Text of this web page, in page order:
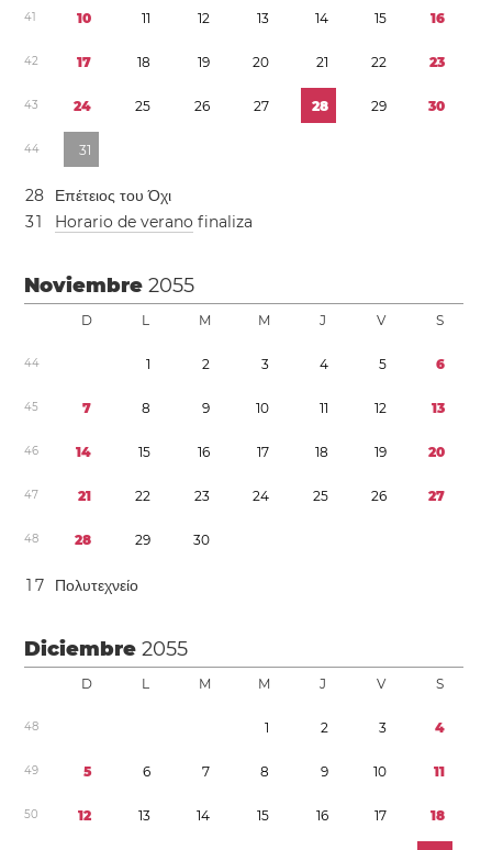
41 10 11 12 13 14 15 16
42 17 18 19 20 21 22 23
43 24 25 26 27 28 29 30
44 31
28
Επέτειος του Όχι
31 Horario de verano finaliza
Noviembre2055
D L M M J V S
44 1 2 3 4 5 6
45 7 8 9 10 11 12 13
46 14 15 16 17 18 19 20
47 21 22 23 24 25 26 27
48 28 29 30
1 7 Πολυτεχνείο
Diciembre2055
D L M M J V S
48 1 2 3 4
49 5 6 7 8 9 10 11
50 12 13 14 15 16 17 18